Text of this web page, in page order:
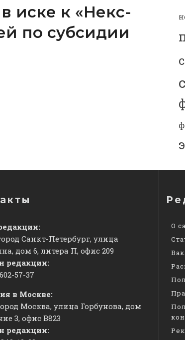
иске к «Некс-
по субсидии
Санкт-Петербург, улица
дом 6, литера П, офис 209
редакции:
57-37
в Москве:
Москва, улица Горбунова, дом
3, офис ​В823
редакции:
О